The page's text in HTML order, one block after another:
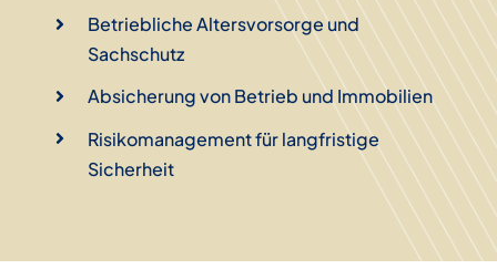
Betriebliche Altersvorsorge und
Sachschutz
Absicherung von Betrieb und Immobilien
Risikomanagement für langfristige
Sicherheit